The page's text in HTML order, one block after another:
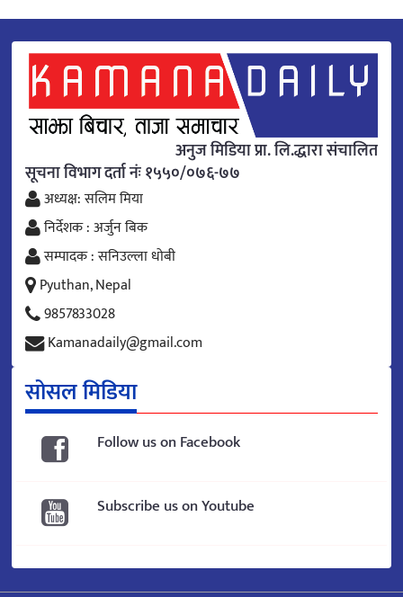
अनुज मिडिया प्रा. लि.द्धारा संचालित
सूचना विभाग दर्ता नंः १५५०/०७६-७७
अध्यक्ष: सलिम मिया
निर्देशक : अर्जुन बिक
सम्पादक : सनिउल्ला धोबी
Pyuthan, Nepal
9857833028
Kamanadaily@gmail.com
सोसल मिडिया
Follow us on Facebook
Subscribe us on Youtube